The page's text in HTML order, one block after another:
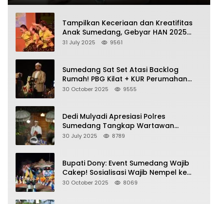
Tampilkan Keceriaan dan Kreatifitas
Anak Sumedang, Gebyar HAN 2025
Dihadiri Bupati dan Wabup
31 July 2025 9561
Sumedang Sat Set Atasi Backlog
Rumah! PBG Kilat + KUR Perumahan
Jadi Kunci!
30 October 2025 9555
Dedi Mulyadi Apresiasi Polres
Sumedang Tangkap Wartawan
Gadungan Pemeras Kades
30 July 2025 8789
Bupati Dony: Event Sumedang Wajib
Cakep! Sosialisasi Wajib Nempel ke
Seni Budaya!
30 October 2025 8069